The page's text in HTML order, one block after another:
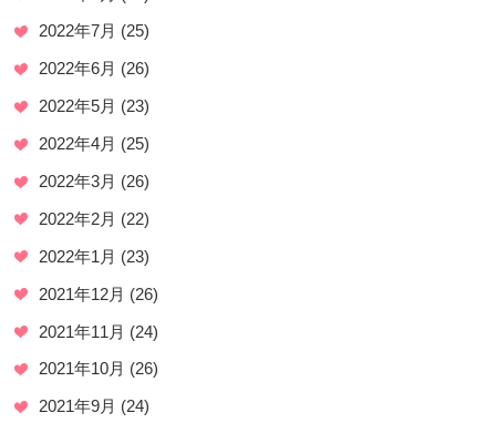
2022年7月 (25)
2022年6月 (26)
2022年5月 (23)
2022年4月 (25)
2022年3月 (26)
2022年2月 (22)
2022年1月 (23)
2021年12月 (26)
2021年11月 (24)
2021年10月 (26)
2021年9月 (24)